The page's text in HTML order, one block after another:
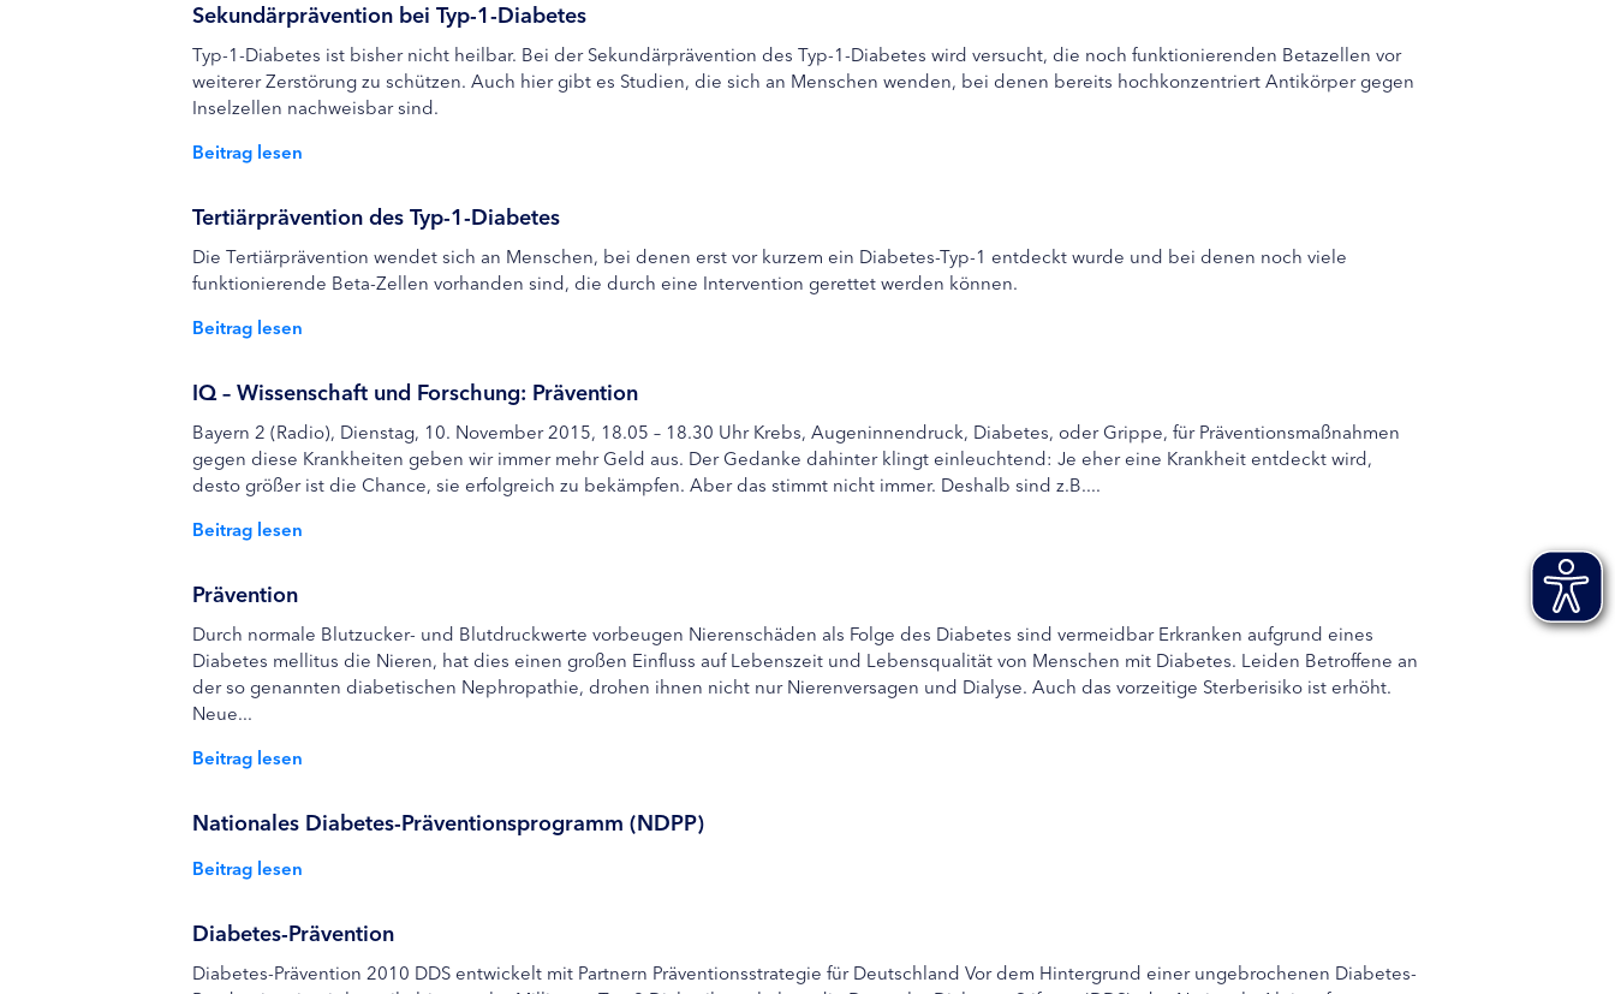
Sekundärprävention bei Typ-1-Diabetes
Typ-1-Diabetes ist bisher nicht heilbar. Bei der Sekundärprävention des Typ-1-Diabetes wird versucht, die noch funktionierenden Betazellen vor
weiterer Zerstörung zu schützen. Auch hier gibt es Studien, die sich an Menschen wenden, bei denen bereits hochkonzentriert Antikörper gegen
Inselzellen nachweisbar sind.
Beitrag lesen
Tertiärprävention des Typ-1-Diabetes
Die Tertiärprävention wendet sich an Menschen, bei denen erst vor kurzem ein Diabetes-Typ-1 entdeckt wurde und bei denen noch viele
funktionierende Beta-Zellen vorhanden sind, die durch eine Intervention gerettet werden können.
Beitrag lesen
IQ – Wissenschaft und Forschung: Prävention
Bayern 2 (Radio), Dienstag, 10. November 2015, 18.05 – 18.30 Uhr Krebs, Augeninnendruck, Diabetes, oder Grippe, für Präventionsmaßnahmen
gegen diese Krankheiten geben wir immer mehr Geld aus. Der Gedanke dahinter klingt einleuchtend: Je eher eine Krankheit entdeckt wird,
desto größer ist die Chance, sie erfolgreich zu bekämpfen. Aber das stimmt nicht immer. Deshalb sind z.B....
Beitrag lesen
Prävention
Durch normale Blutzucker- und Blutdruckwerte vorbeugen Nierenschäden als Folge des Diabetes sind vermeidbar Erkranken aufgrund eines
Diabetes mellitus die Nieren, hat dies einen großen Einfluss auf Lebenszeit und Lebensqualität von Menschen mit Diabetes. Leiden Betroffene an
der so genannten diabetischen Nephropathie, drohen ihnen nicht nur Nierenversagen und Dialyse. Auch das vorzeitige Sterberisiko ist erhöht.
Neue...
Beitrag lesen
Nationales Diabetes-Präventionsprogramm (NDPP)
Beitrag lesen
Diabetes-Prävention
Diabetes-Prävention 2010 DDS entwickelt mit Partnern Präventionsstrategie für Deutschland Vor dem Hintergrund einer ungebrochenen Diabetes-